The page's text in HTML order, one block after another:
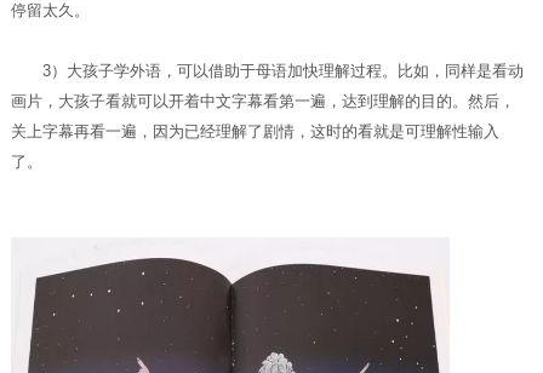
停留太久。
3）大孩子学外语，可以借助于母语加快理解过程。比如，同样是看动
画片，大孩子看就可以开着中文字幕看第一遍，达到理解的目的。然后，
关上字幕再看一遍，因为已经理解了剧情，这时的看就是可理解性输入
了。